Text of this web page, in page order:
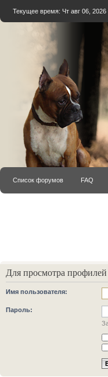
Текущее время: Чт авг 06, 2026
Список форумов FAQ
Для просмотра
Имя пользователя:
Пароль: